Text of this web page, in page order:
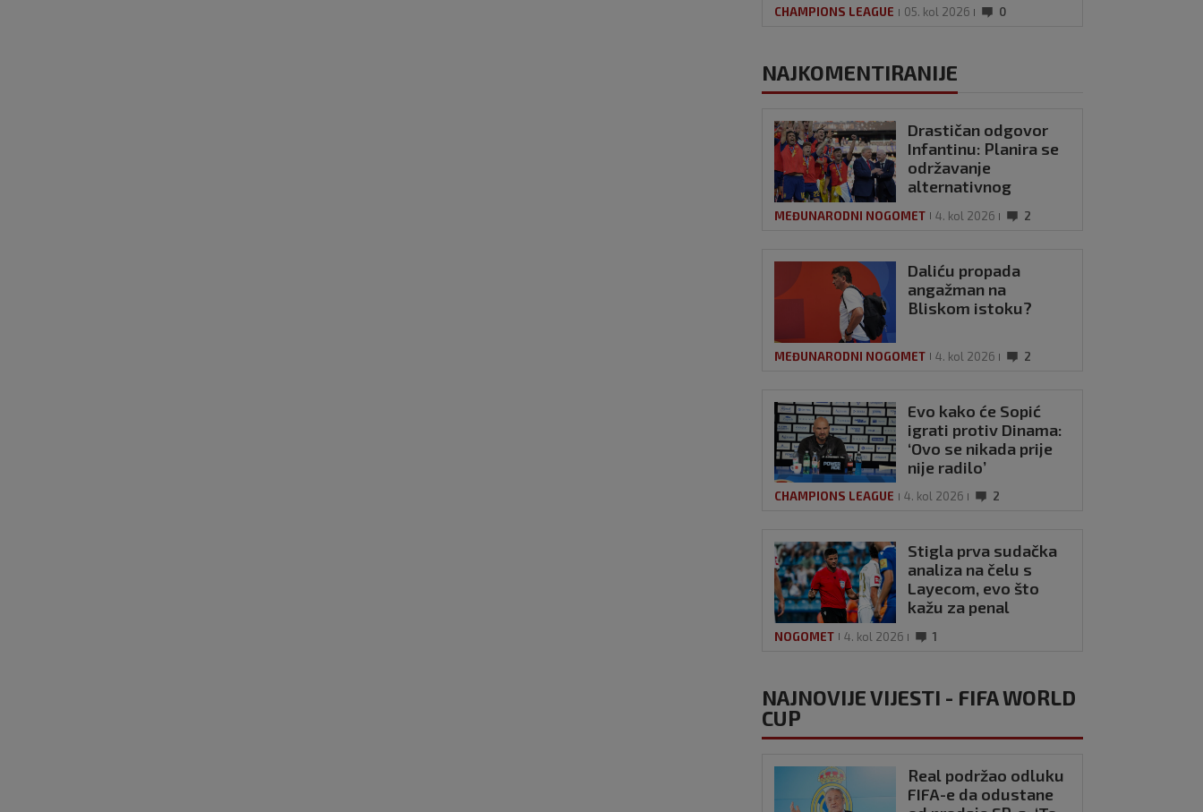
je trebalo
CHAMPIONS LEAGUE 05. kol 2026 0
NAJKOMENTIRANIJE
Drastičan odgovor
Infantinu: Planira se
održavanje
alternativnog
prvenstva?
MEĐUNARODNI NOGOMET 4. kol 2026 2
Daliću propada
angažman na
Bliskom istoku?
MEĐUNARODNI NOGOMET 4. kol 2026 2
Evo kako će Sopić
igrati protiv Dinama:
‘Ovo se nikada prije
nije radilo’
CHAMPIONS LEAGUE 4. kol 2026 2
Stigla prva sudačka
analiza na čelu s
Layecom, evo što
kažu za penal
NOGOMET 4. kol 2026 1
NAJNOVIJE VIJESTI - FIFA WORLD
CUP
Real podržao odluku
FIFA-e da odustane